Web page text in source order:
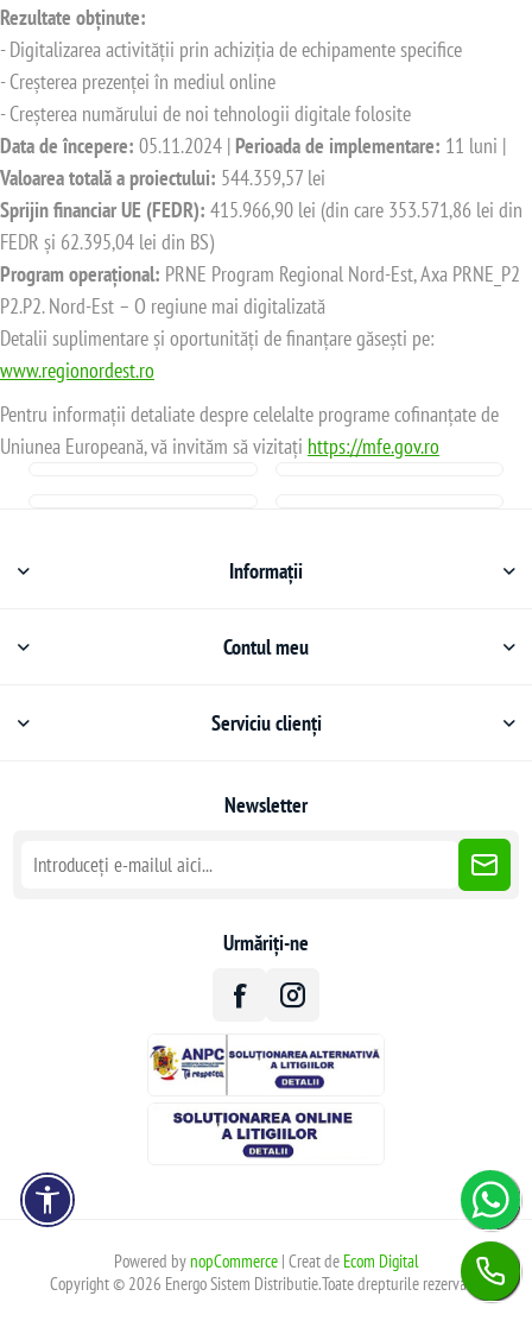
Rezultate obținute:
- Digitalizarea activității prin achiziția de echipamente specifice
- Creșterea prezenței în mediul online
- Creșterea numărului de noi tehnologii digitale folosite
Data de începere: 05.11.2024 | Perioada de implementare: 11 luni |
Valoarea totală a proiectului: 544.359,57 lei
Sprijin financiar UE (FEDR): 415.966,90 lei (din care 353.571,86 lei din
FEDR și 62.395,04 lei din BS)
Program operațional: PRNE Program Regional Nord-Est, Axa PRNE_P2
P2.P2. Nord-Est – O regiune mai digitalizată
Detalii suplimentare și oportunități de finanțare găsești pe:
www.regionordest.ro
Pentru informații detaliate despre celelalte programe cofinanțate de
Uniunea Europeană, vă invităm să vizitați https://mfe.gov.ro
Informații
Contul meu
Serviciu clienți
Newsletter
Urmăriți-ne
Powered bynopCommerce| Creat de Ecom Digital
Copyright © 2026 Energo Sistem Distributie.Toate drepturile rezervate.